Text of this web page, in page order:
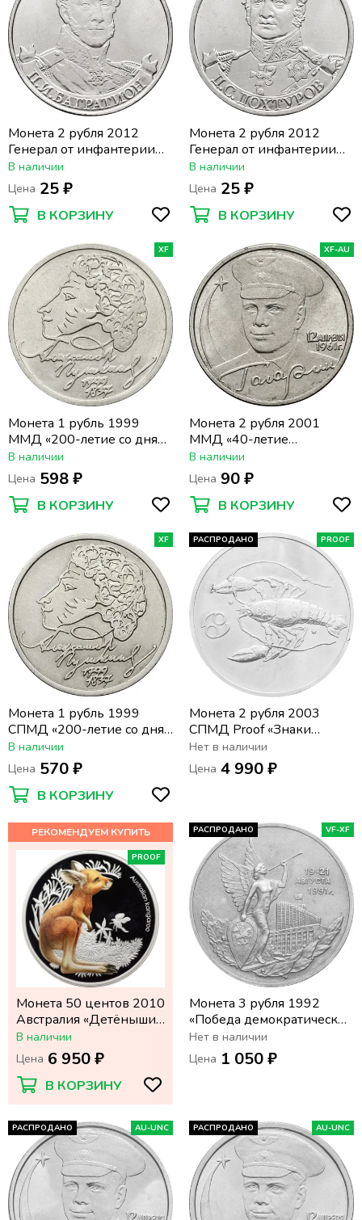
Монета 2 рубля 2012
Генерал от инфантерии
П.И. Багратион
В наличии
Цена 25 ₽
В КОРЗИНУ
Монета 2 рубля 2012
Генерал от инфантерии
Д.С. Дохтуров
В наличии
Цена 25 ₽
В КОРЗИНУ
XF
Монета 1 рубль 1999
ММД «200-летие со дня
рождения А.С. Пушкина»
В наличии
Цена 598 ₽
В КОРЗИНУ
XF-AU
Монета 2 рубля 2001
ММД «40-летие
космического полета Ю.А.
Гагарина»
В наличии
Цена 90 ₽
В КОРЗИНУ
XF
Монета 1 рубль 1999
СПМД «200-летие со дня
рождения А.С. Пушкина»
В наличии
Цена 570 ₽
В КОРЗИНУ
РАСПРОДАНО PROOF
Монета 2 рубля 2003
СПМД Proof «Знаки
зодиака - Рак»
Нет в наличии
Цена 4 990 ₽
PROOF
Монета 50 центов 2010
Австралия «Детёныши
диких животных:
Кенгуру»
В наличии
Цена 6 950 ₽
В КОРЗИНУ
РАСПРОДАНО VF-XF
Монета 3 рубля 1992
«Победа демократических
сил России 19-21 августа
1991»
Нет в наличии
Цена 1 050 ₽
РАСПРОДАНО AU-UNC РАСПРОДАНО AU-UNC